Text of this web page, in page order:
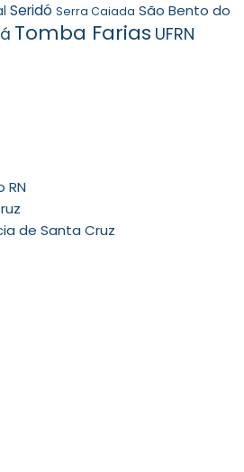
Seridó Serra Caiada São Bento do
Tomba Farias UFRN
RN
de Santa Cruz